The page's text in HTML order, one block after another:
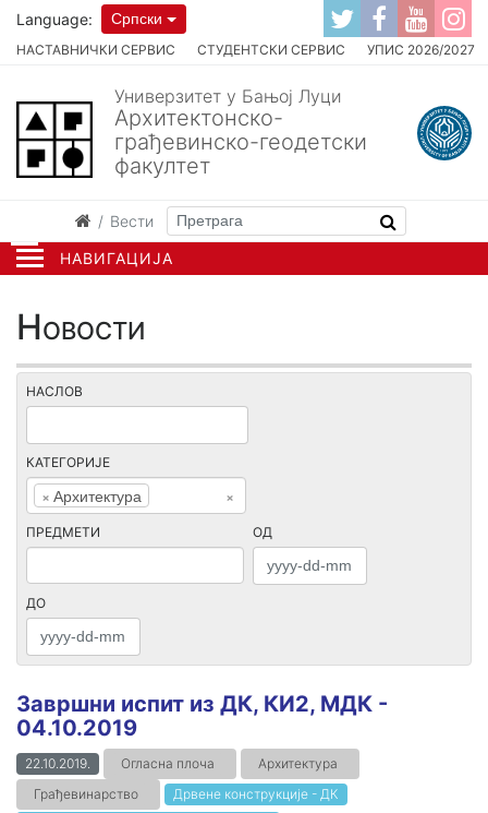
НАВИГАЦИЈА
НАСТАВНИЧКИ СЕРВИС СТУДЕНТСКИ СЕРВИС УПИС 2026/2027
Language: Српски
Универзитет у Бањој Луци
Архитектонско-
грађевинско-геодетски
факултет
Вести
Новости
НАСЛОВ
КАТЕГОРИЈЕ
×
× Архитектура
ПРЕДМЕТИ ОД
ДО
Завршни испит из ДК, КИ2, МДК -
04.10.2019
22.10.2019. Огласна плоча
Архитектура
Грађевинарство
Дрвене конструкције - ДК